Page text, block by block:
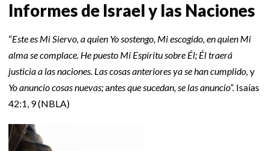
Informes de Israel y las Naciones
“Este es Mi Siervo, a quien Yo sostengo, Mi escogido, en quien Mi
alma se complace. He puesto Mi Espíritu sobre Él; Él traerá
justicia a las naciones. Las cosas anteriores ya se han cumplido,y
Yo anuncio cosas nuevas;antes que sucedan, se las anuncio”. Isaías
42:1, 9 (NBLA)